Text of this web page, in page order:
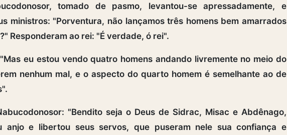
tomado de pasmo, levantou-se apressadamente, e
ministros: "Porventura, não lançamos três homens bem amarrados
Responderam ao rei: "É verdade, ó rei".
eu estou vendo quatro homens andando livremente no meio do
nenhum mal, e o aspecto do quarto homem é semelhante ao de
"Bendito seja o Deus de Sidrac, Misac e Abdênago,
anjo e libertou seus servos, que puseram nele sua confiança e